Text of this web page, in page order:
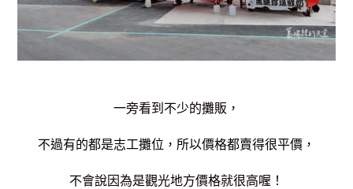
一旁看到不少的攤販，
不過有的都是志工攤位，所以價格都賣得很平價，
不會說因為是觀光地方價格就很高喔！